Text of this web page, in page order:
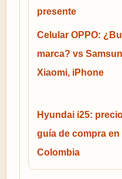
presente
Celular OPPO:
marca? vs
Xiaomi, iPhone
Hyundai i25:
guía de compra en
Colombia